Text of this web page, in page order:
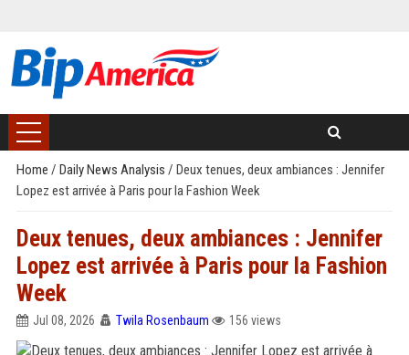
Home / Daily News Analysis / Deux tenues, deux ambiances : Jennifer
Lopez est arrivée à Paris pour la Fashion Week
Deux tenues, deux ambiances : Jennifer
Lopez est arrivée à Paris pour la Fashion
Week
Jul 08, 2026 Twila Rosenbaum 156 views